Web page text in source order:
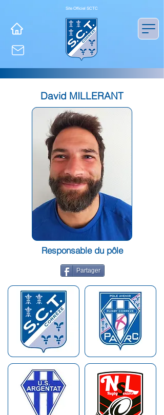
Site Officiel SCTC
David MILLERANT
Responsable du pôle
Partager